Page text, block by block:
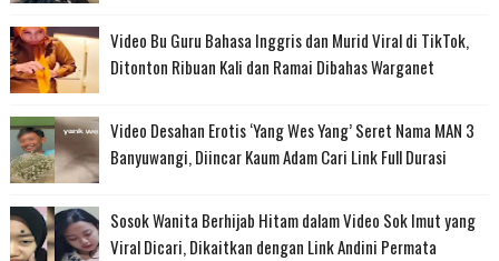
Video Bu Guru Bahasa Inggris dan Murid Viral di TikTok,
Ditonton Ribuan Kali dan Ramai Dibahas Warganet
Video Desahan Erotis ‘Yang Wes Yang’ Seret Nama MAN 3
Banyuwangi, Diincar Kaum Adam Cari Link Full Durasi
Sosok Wanita Berhijab Hitam dalam Video Sok Imut yang
Viral Dicari, Dikaitkan dengan Link Andini Permata